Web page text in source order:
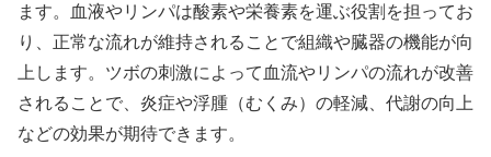
ます。血液やリンパは酸素や栄養素を運ぶ役割を担ってお
り、正常な流れが維持されることで組織や臓器の機能が向
上します。ツボの刺激によって血流やリンパの流れが改善
されることで、炎症や浮腫（むくみ）の軽減、代謝の向上
などの効果が期待できます。